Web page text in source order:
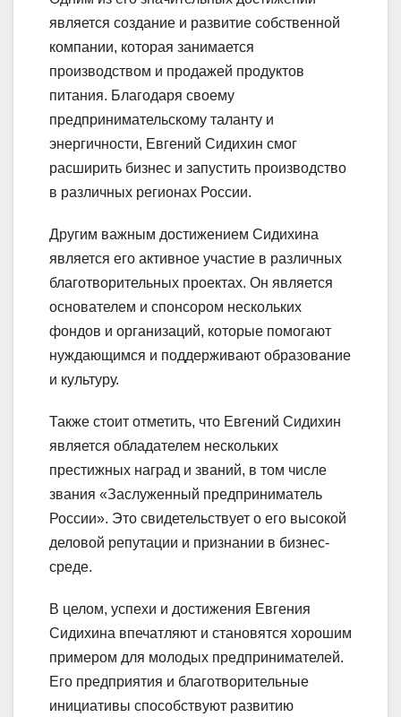
является создание и развитие собственной
компании, которая занимается
производством и продажей продуктов
питания. Благодаря своему
предпринимательскому таланту и
энергичности, Евгений Сидихин смог
расширить бизнес и запустить производство
в различных регионах России.
Другим важным достижением Сидихина
является его активное участие в различных
благотворительных проектах. Он является
основателем и спонсором нескольких
фондов и организаций, которые помогают
нуждающимся и поддерживают образование
и культуру.
Также стоит отметить, что Евгений Сидихин
является обладателем нескольких
престижных наград и званий, в том числе
звания «Заслуженный предприниматель
России». Это свидетельствует о его высокой
деловой репутации и признании в бизнес-
среде.
В целом, успехи и достижения Евгения
Сидихина впечатляют и становятся хорошим
примером для молодых предпринимателей.
Его предприятия и благотворительные
инициативы способствуют развитию